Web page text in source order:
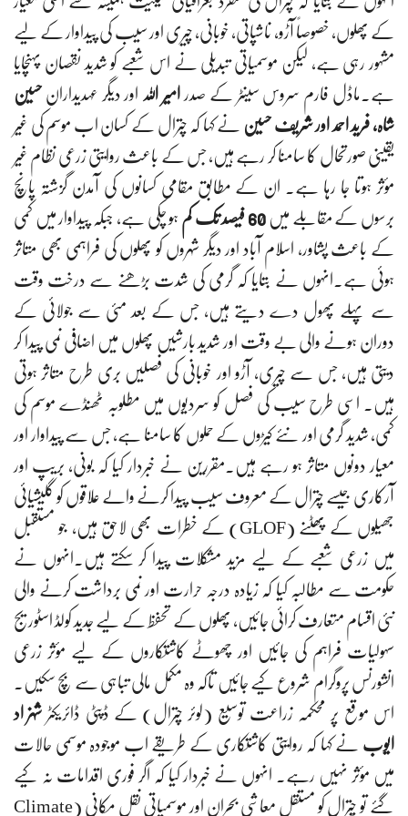
کے پھلوں، خصوصاً آڑو، ناشپاتی، خوبانی، چیری اور سیب کی پیداوار کے لیے
مشہور رہی ہے، لیکن موسمیاتی تبدیلی نے اس شعبے کو شدید نقصان پہنچایا
ہے۔ماڈل فارم سروس سینٹر کے صدر امیر اللہ اور دیگر عہدیداران حسین
شاہ، فرید احمد اور شریف حسین
نے کہا کہ چترال کے کسان اب موسم کی غیر
یقینی صورتحال کا سامنا کر رہے ہیں، جس کے باعث روایتی زرعی نظام غیر
مؤثر ہوتا جا رہا ہے۔ ان کے مطابق مقامی کسانوں کی آمدن گزشتہ پانچ
برسوں کے مقابلے میں 60 فیصد تک کم
ہو چکی ہے، جبکہ پیداوار میں کمی
کے باعث پشاور، اسلام آباد اور دیگر شہروں کو پھلوں کی فراہمی بھی متاثر
ہوئی ہے۔انہوں نے بتایا کہ گرمی کی شدت بڑھنے سے درخت وقت
سے پہلے پھول دے دیتے ہیں، جس کے بعد مئی سے جولائی کے
دوران ہونے والی بے وقت اور شدید بارشیں پھلوں میں اضافی نمی پیدا کر
دیتی ہیں، جس سے چیری، آڑو اور خوبانی کی فصلیں بری طرح متاثر ہوتی
ہیں۔ اسی طرح سیب کی فصل کو سردیوں میں مطلوبہ ٹھنڈے موسم کی
کمی، شدید گرمی اور نئے کیڑوں کے حملوں کا سامنا ہے، جس سے پیداوار اور
معیار دونوں متاثر ہو رہے ہیں۔مقررین نے خبردار کیا کہ بونی، بریپ اور
آرکاری جیسے چترال کے معروف سیب پیدا کرنے والے علاقوں کو گلیشیائی
جھیلوں کے پھٹنے (GLOF) کے خطرات بھی لاحق ہیں، جو مستقبل
میں زرعی شعبے کے لیے مزید مشکلات پیدا کر سکتے ہیں۔انہوں نے
حکومت سے مطالبہ کیا کہ زیادہ درجہ حرارت اور نمی برداشت کرنے والی
نئی اقسام متعارف کرائی جائیں، پھلوں کے تحفظ کے لیے جدید کولڈ اسٹوریج
سہولیات فراہم کی جائیں اور چھوٹے کاشتکاروں کے لیے مؤثر زرعی
انشورنس پروگرام شروع کیے جائیں تاکہ وہ مکمل مالی تباہی سے بچ سکیں۔
اس موقع پر محکمہ زراعت توسیع (لوئر چترال) کے ڈپٹی ڈائریکٹر شہزاد
ایوب نے کہا کہ روایتی کاشتکاری کے طریقے اب موجودہ موسمی حالات
میں مؤثر نہیں رہے۔ انہوں نے خبردار کیا کہ اگر فوری اقدامات نہ کیے
گئے تو چترال کو مستقل معاشی بحران اور موسمیاتی نقل مکانی (Climate